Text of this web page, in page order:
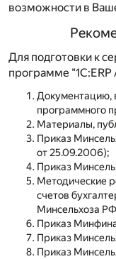
возможности в
Для подготовки к
программе "1С:ERP
Документацию,
программного
Материалы,
Приказ
от 25.09.2006);
Приказ
Методические
счетов
Минсельхоза
Приказ
Приказ
Приказ